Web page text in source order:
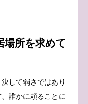
場所を求めて
して弱さではあり
誰かに頼ることに